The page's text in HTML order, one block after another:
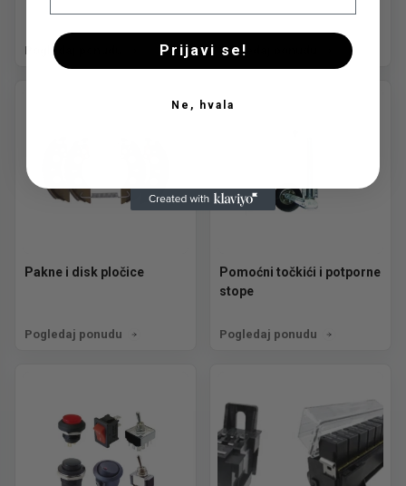
Pogledaj ponudu Pogledaj ponudu
Pakne i disk pločice
Pogledaj ponudu
Pomoćni točkići i potporne
stope
Pogledaj ponudu
Prijavi se!
Ne, hvala